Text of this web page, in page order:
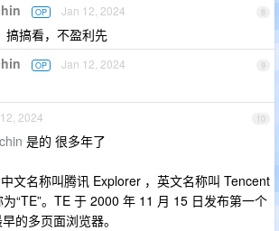
8
OP Jan 12, 2024
搞搞看，不盈利先
9
OP Jan 12, 2024
10
2024
是的 很多年了
文名称叫腾讯 Explorer ，英文名称叫 Tencent
“TE”。TE 于 2000 年 11 月 15 日发布第一个
的多页面浏览器。